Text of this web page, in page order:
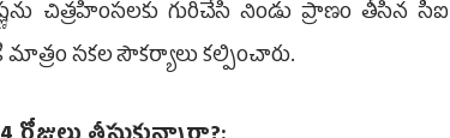
చిత్రహింసలకు గురిచేసి నిండు ప్రాణం తీసిన సీఐ
సకల సౌకర్యాలు కల్పించారు.